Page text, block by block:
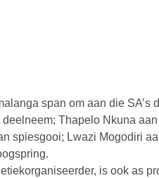
span om aan die SA’s
Thapelo Nkuna
spiesgooi; Lwazi Mogodiri
is ook as